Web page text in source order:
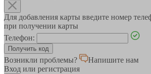
Для добавления карты введите номер
при получении карты
Телефон:
Возникли проблемы?
Напишите нам
Вход или регистрация